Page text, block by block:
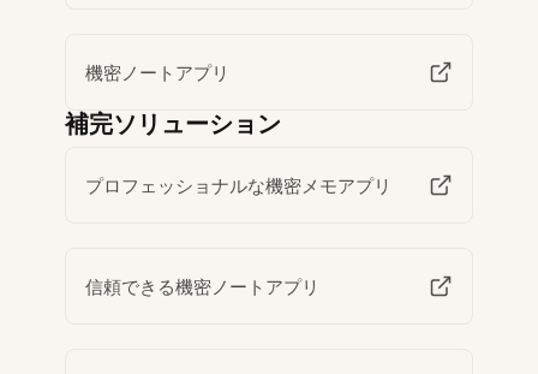
機密ノートアプリ
補完ソリューション
プロフェッショナルな機密メモアプリ
信頼できる機密ノートアプリ